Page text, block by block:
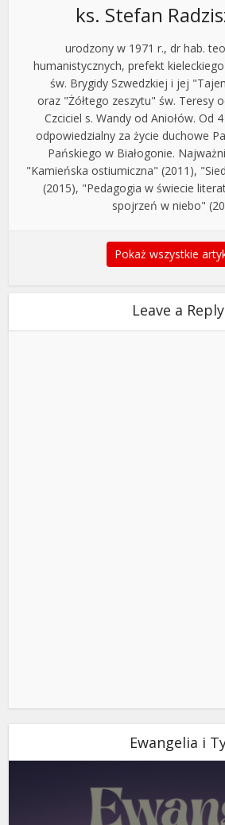
ks. Stefan
urodzony w 1971 r., dr hab.
humanistycznych, prefekt
św. Brygidy Szwedzkiej i jej
oraz "Żółtego zeszytu" św. Teresy
Czciciel s. Wandy od Aniołów. Od
odpowiedzialny za życie duchowe
Pańskiego w Białogonie.
"Kamieńska ostiumiczna" (2011),
(2015), "Pedagogia w świecie
spojrzeń w niebo"
Pokaż wszystkie
Leave a Reply
Ewangelia i